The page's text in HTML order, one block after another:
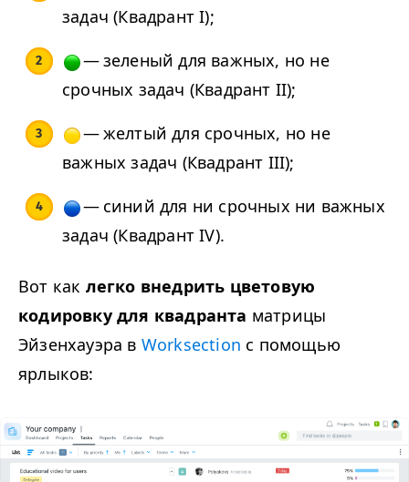
задач (Квадрант I);
— зеленый для важных, но не
срочных задач (Квадрант II);
— желтый для срочных, но не
важных задач (Квадрант III);
— синий для ни срочных ни важных
задач (КвадрантIV).
Вот как легко внедрить цветовую
кодировку для квадранта матрицы
Эйзенхауэра в Work­sec­tion с помощью
ярлыков: